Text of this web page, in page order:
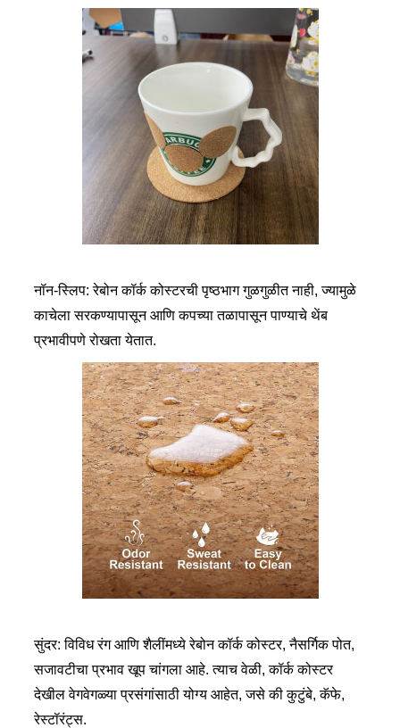
नॉन-स्लिप: रेबोन कॉर्क कोस्टरची पृष्ठभाग गुळगुळीत नाही, ज्यामुळे
काचेला सरकण्यापासून आणि कपच्या तळापासून पाण्याचे थेंब
प्रभावीपणे रोखता येतात.
सुंदर: विविध रंग आणि शैलींमध्ये रेबोन कॉर्क कोस्टर, नैसर्गिक पोत,
सजावटीचा प्रभाव खूप चांगला आहे. त्याच वेळी, कॉर्क कोस्टर
देखील वेगवेगळ्या प्रसंगांसाठी योग्य आहेत, जसे की कुटुंबे, कॅफे,
रेस्टॉरंट्स.